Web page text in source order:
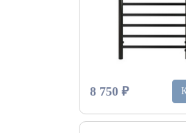
8 750 ₽